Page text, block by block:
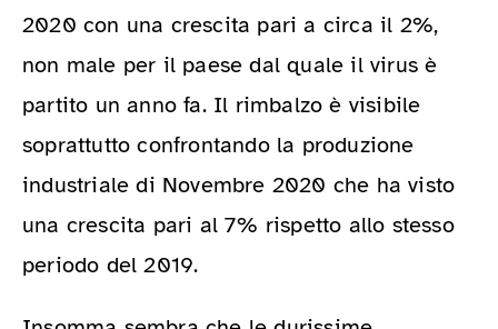
2020 con una crescita pari a circa il 2%,
non male per il paese dal quale il virus è
partito un anno fa. Il rimbalzo è visibile
soprattutto confrontando la produzione
industriale di Novembre 2020 che ha visto
una crescita pari al 7% rispetto allo stesso
periodo del 2019.